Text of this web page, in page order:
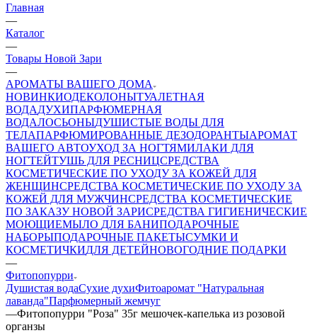
Главная
—
Каталог
—
Товары Новой Зари
—
АРОМАТЫ ВАШЕГО ДОМА
НОВИНКИОДЕКОЛОНЫТУАЛЕТНАЯ
ВОДАДУХИПАРФЮМЕРНАЯ
ВОДАЛОСЬОНЫДУШИСТЫЕ ВОДЫ ДЛЯ
ТЕЛАПАРФЮМИРОВАННЫЕ ДЕЗОДОРАНТЫАРОМАТ
ВАШЕГО АВТОУХОД ЗА НОГТЯМИЛАКИ ДЛЯ
НОГТЕЙТУШЬ ДЛЯ РЕСНИЦСРЕДСТВА
КОСМЕТИЧЕСКИЕ ПО УХОДУ ЗА КОЖЕЙ ДЛЯ
ЖЕНЩИНСРЕДСТВА КОСМЕТИЧЕСКИЕ ПО УХОДУ ЗА
КОЖЕЙ ДЛЯ МУЖЧИНСРЕДСТВА КОСМЕТИЧЕСКИЕ
ПО ЗАКАЗУ НОВОЙ ЗАРИСРЕДСТВА ГИГИЕНИЧЕСКИЕ
МОЮЩИЕМЫЛО ДЛЯ БАНИПОДАРОЧНЫЕ
НАБОРЫПОДАРОЧНЫЕ ПАКЕТЫСУМКИ И
КОСМЕТИЧКИДЛЯ ДЕТЕЙНОВОГОДНИЕ ПОДАРКИ
—
Фитопопурри
Душистая водаСухие духиФитоаромат "Натуральная
лаванда"Парфюмерный жемчуг
—Фитопопурри "Роза" 35г мешочек-капелька из розовой
органзы